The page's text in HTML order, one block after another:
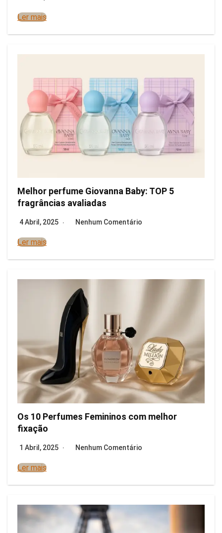
Ler mais
Melhor perfume Giovanna Baby: TOP 5
fragrâncias avaliadas
4 Abril, 2025 Nenhum Comentário
Ler mais
Os 10 Perfumes Femininos com melhor
fixação
1 Abril, 2025 Nenhum Comentário
Ler mais